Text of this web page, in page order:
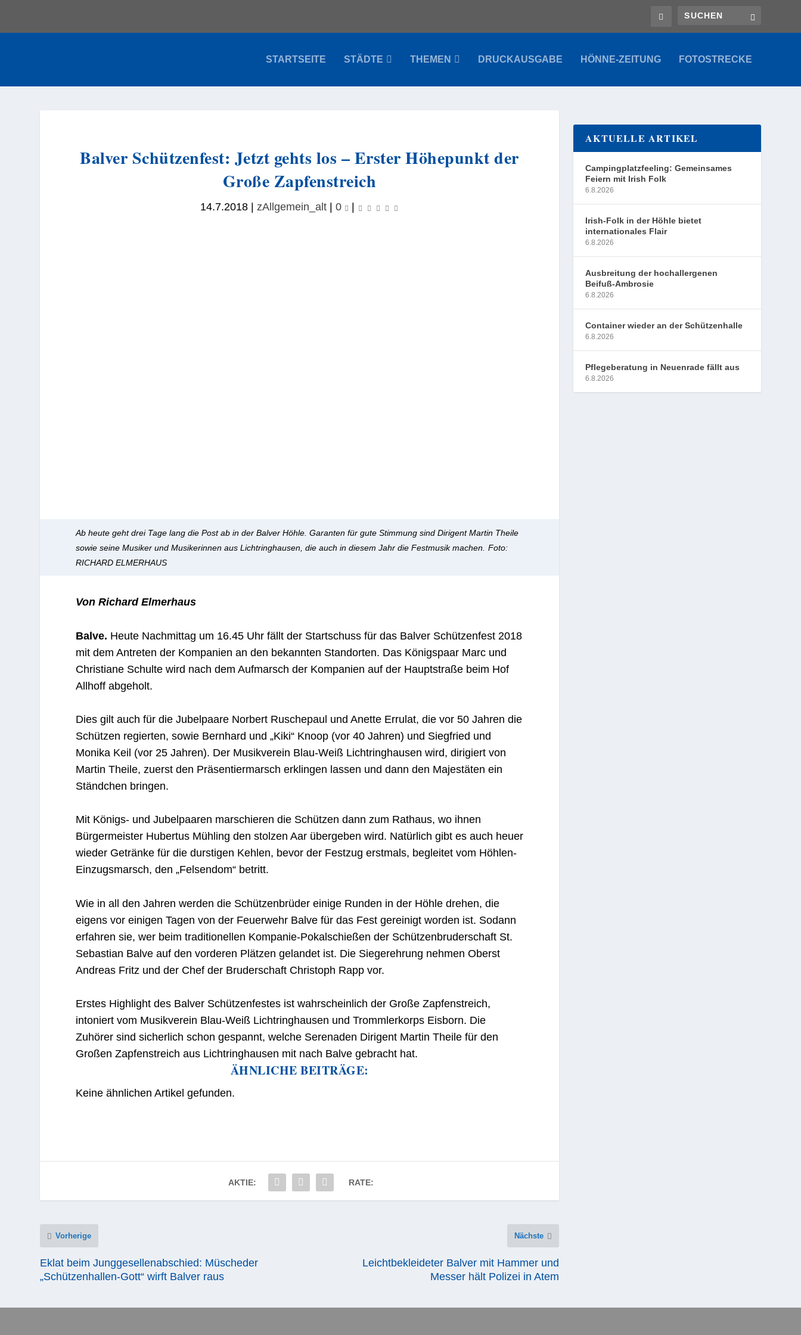
STARTSEITE STÄDTE THEMEN DRUCKAUSGABE HÖNNE-ZEITUNG FOTOSTRECKE
Balver Schützenfest: Jetzt gehts los – Erster Höhepunkt der
Große Zapfenstreich
14.7.2018| zAllgemein_alt| 0
Ab heute geht drei Tage lang die Post ab in der Balver Höhle. Garanten für gute Stimmung sind Dirigent Martin Theile
sowie seine Musiker und Musikerinnen aus Lichtringhausen, die auch in diesem Jahr die Festmusik machen. Foto:
RICHARD ELMERHAUS
Von Richard Elmerhaus
Balve. Heute Nachmittag um 16.45 Uhr fällt der Startschuss für das Balver Schützenfest 2018
mit dem Antreten der Kompanien an den bekannten Standorten. Das Königspaar Marc und
Christiane Schulte wird nach dem Aufmarsch der Kompanien auf der Hauptstraße beim Hof
Allhoff abgeholt.
Dies gilt auch für die Jubelpaare Norbert Ruschepaul und Anette Errulat, die vor 50 Jahren die
Schützen regierten, sowie Bernhard und „Kiki“ Knoop (vor 40 Jahren) und Siegfried und
Monika Keil (vor 25 Jahren). Der Musikverein Blau-Weiß Lichtringhausen wird, dirigiert von
Martin Theile, zuerst den Präsentiermarsch erklingen lassen und dann den Majestäten ein
Ständchen bringen.
Mit Königs- und Jubelpaaren marschieren die Schützen dann zum Rathaus, wo ihnen
Bürgermeister Hubertus Mühling den stolzen Aar übergeben wird. Natürlich gibt es auch heuer
wieder Getränke für die durstigen Kehlen, bevor der Festzug erstmals, begleitet vom Höhlen-
Einzugsmarsch, den „Felsendom“ betritt.
Wie in all den Jahren werden die Schützenbrüder einige Runden in der Höhle drehen, die
eigens vor einigen Tagen von der Feuerwehr Balve für das Fest gereinigt worden ist. Sodann
erfahren sie, wer beim traditionellen Kompanie-Pokalschießen der Schützenbruderschaft St.
Sebastian Balve auf den vorderen Plätzen gelandet ist. Die Siegerehrung nehmen Oberst
Andreas Fritz und der Chef der Bruderschaft Christoph Rapp vor.
Erstes Highlight des Balver Schützenfestes ist wahrscheinlich der Große Zapfenstreich,
intoniert vom Musikverein Blau-Weiß Lichtringhausen und Trommlerkorps Eisborn. Die
Zuhörer sind sicherlich schon gespannt, welche Serenaden Dirigent Martin Theile für den
Großen Zapfenstreich aus Lichtringhausen mit nach Balve gebracht hat.
ÄHNLICHE BEITRÄGE:
Keine ähnlichen Artikel gefunden.
AKTIE: RATE:
Vorherige
Eklat beim Junggesellenabschied: Müscheder
„Schützenhallen-Gott“ wirft Balver raus
Nächste
Leichtbekleideter Balver mit Hammer und
Messer hält Polizei in Atem
AKTUELLE ARTIKEL
Campingplatzfeeling: Gemeinsames
Feiern mit Irish Folk
6.8.2026
Irish-Folk in der Höhle bietet
internationales Flair
6.8.2026
Ausbreitung der hochallergenen
Beifuß-Ambrosie
6.8.2026
Container wieder an der Schützenhalle
6.8.2026
Pflegeberatung in Neuenrade fällt aus
6.8.2026